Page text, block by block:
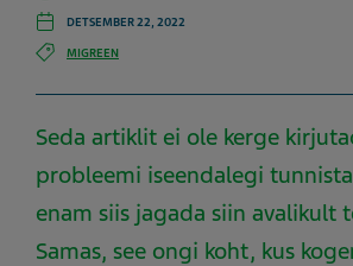
DETSEMBER 22, 2022
MIGREEN
Seda artiklit ei ole kerge
probleemi iseendalegi
enam siis jagada siin avalikult
Samas, see ongi koht, kus